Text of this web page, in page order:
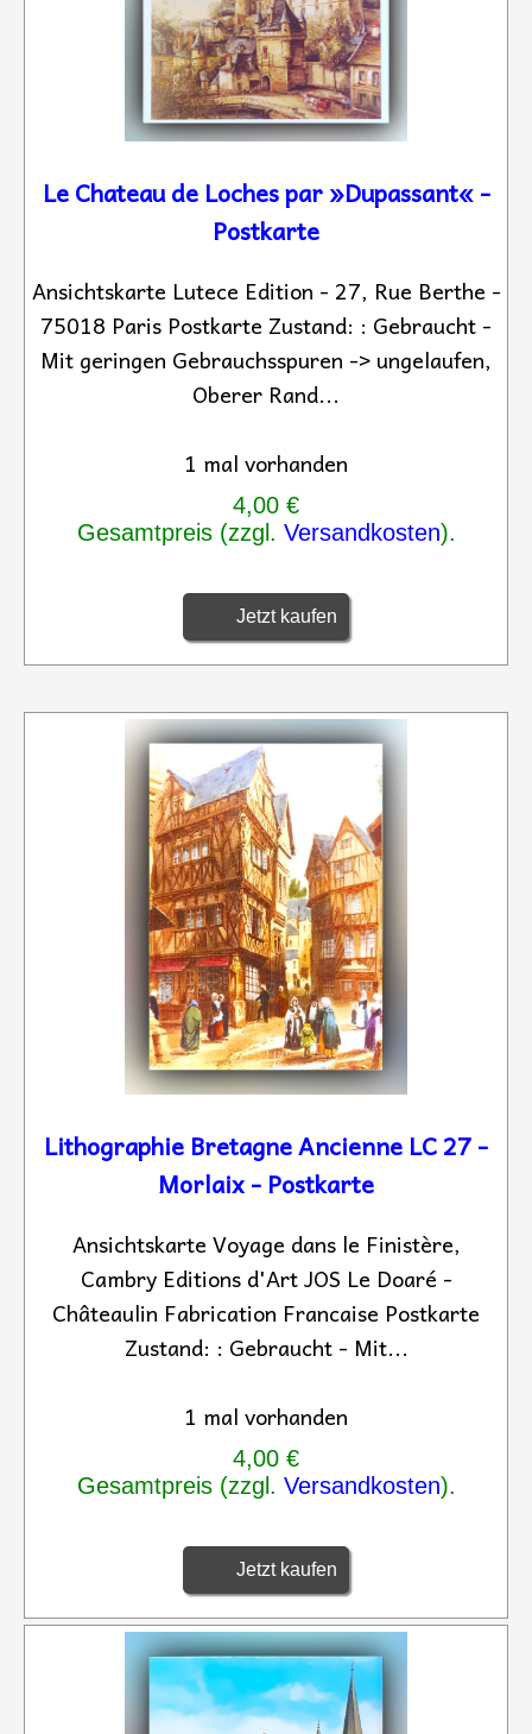
Le Chateau de Loches par »Dupassant« -
Postkarte
Ansichtskarte Lutece Edition - 27, Rue Berthe -
75018 Paris Postkarte Zustand: : Gebraucht -
Mit geringen Gebrauchsspuren -> ungelaufen,
Oberer Rand...
1 mal vorhanden
4,00 €
Gesamtpreis (zzgl. Versandkosten).
Jetzt kaufen
Lithographie Bretagne Ancienne LC 27 -
Morlaix - Postkarte
Ansichtskarte Voyage dans le Finistère,
Cambry Editions d'Art JOS Le Doaré -
Châteaulin Fabrication Francaise Postkarte
Zustand: : Gebraucht - Mit...
1 mal vorhanden
4,00 €
Gesamtpreis (zzgl. Versandkosten).
Jetzt kaufen